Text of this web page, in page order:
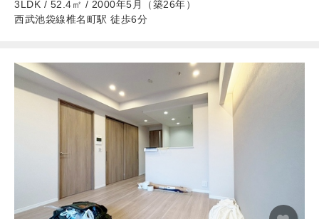
3LDK / 52.4㎡ / 2000年5月（築26年）
西武池袋線椎名町駅 徒歩6分